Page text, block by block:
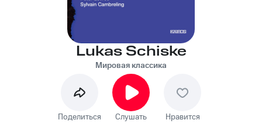
Lukas Schiske
Мировая классика
Поделиться Слушать Нравится